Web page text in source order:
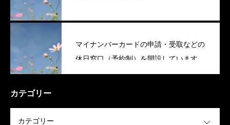
マイナンバーカードの申請・受取などの
休日窓口（予約制）を開設しています
（稲美町）
カテゴリー